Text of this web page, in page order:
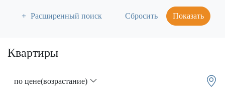
Расширенный поиск Показать
Квартиры
по цене(возрастание)